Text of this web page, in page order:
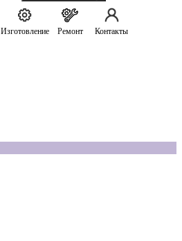
Изготовление Ремонт Контакты